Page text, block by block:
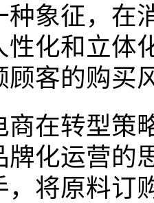
种象征，在
性化和立体
顾客的购买
商在转型策
牌化运营的
，将原料订